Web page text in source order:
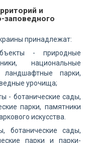
и
заповедного
принадлежат:
- природные
национальные
ландшафтные парки,
урочища;
- ботанические сады,
парки, памятники
искусства.
ботанические сады,
парки и парки-